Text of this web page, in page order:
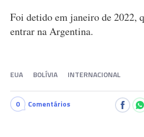
Foi detido em janeiro de 2022,
entrar na Argentina.
EUA BOLÍVIA INTERNACIONAL
0 Comentários